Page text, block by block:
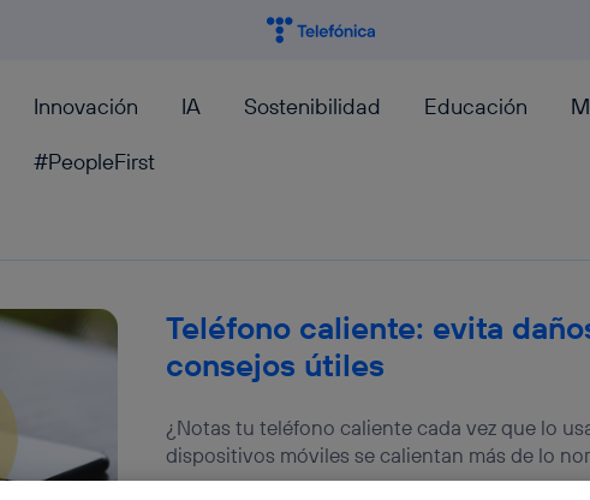
Innovación IA Sostenibilidad Educación
#PeopleFirst
Teléfono caliente: evita
consejos útiles
¿Notas tu teléfono caliente cada vez que lo
dispositivos móviles se calientan más de lo